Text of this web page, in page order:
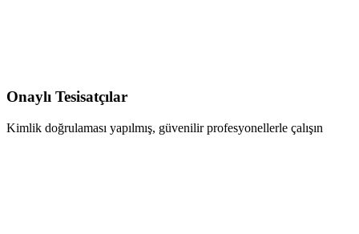
Onaylı Tesisatçılar
Kimlik doğrulaması yapılmış, güvenilir profesyonellerle çalışın